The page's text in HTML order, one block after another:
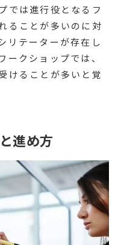
では進行役となるフ
ることが多いのに対
リテーターが存在し
ークショップでは、
けることが多いと覚
進め方